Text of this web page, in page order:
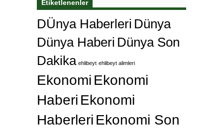
Etiketlenenler
DÜnya Haberleri Dünya
Dünya Haberi Dünya Son
Dakika ehlibeyt ehlibeyt alimleri
Ekonomi Ekonomi
Haberi Ekonomi
Haberleri Ekonomi Son